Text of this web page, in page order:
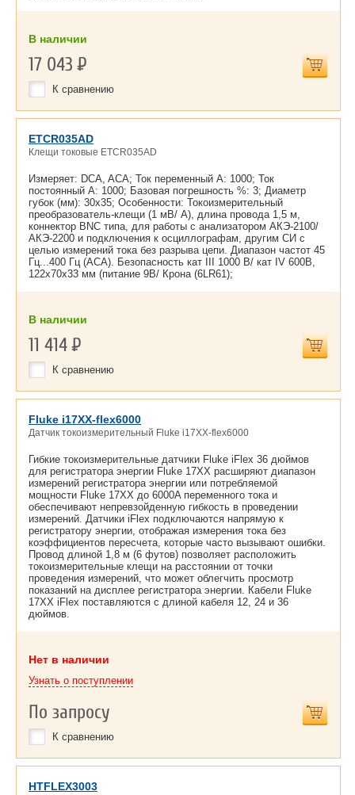
В наличии
17 043Р
К сравнению
ETCR035AD
Клещи токовые ETCR035AD
Измеряет: DCA, ACA; Ток переменный А: 1000; Ток
постоянный А: 1000; Базовая погрешность %: 3; Диаметр
губок (мм): 30х35; Особенности: Токоизмерительный
преобразователь-клещи (1 мВ/ А), длина провода 1,5 м,
коннектор BNC типа, для работы с анализатором АКЭ-2100/
АКЭ-2200 и подключения к осциллографам, другим СИ с
целью измерений тока без разрыва цепи. Диапазон частот 45
Гц...400 Гц (ACA). Безопасность кат III 1000 В/ кат IV 600В,
122х70х33 мм (питание 9В/ Крона (6LR61);
В наличии
11 414Р
К сравнению
Fluke i17XX-flex6000
Датчик токоизмерительный Fluke i17XX-flex6000
Гибкие токоизмерительные датчики Fluke iFlex 36 дюймов
для регистратора энергии Fluke 17XX расширяют диапазон
измерений регистратора энергии или потребляемой
мощности Fluke 17XX до 6000A переменного тока и
обеспечивают непревзойденную гибкость в проведении
измерений. Датчики iFlex подключаются напрямую к
регистратору энергии, отображая измерения тока без
коэффициентов пересчета, которые часто вызывают ошибки.
Провод длиной 1,8 м (6 футов) позволяет расположить
токоизмерительные клещи на расстоянии от точки
проведения измерений, что может облегчить просмотр
показаний на дисплее регистратора энергии. Кабели Fluke
17XX iFlex поставляются с длиной кабеля 12, 24 и 36
дюймов.
Нет в наличии
Узнать о поступлении
По запросу
К сравнению
HTFLEX3003